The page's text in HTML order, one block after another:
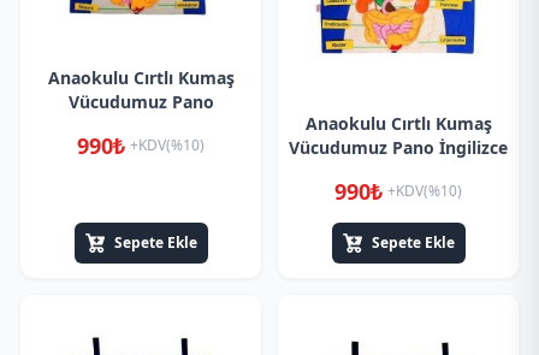
Anaokulu Cırtlı Kumaş
Vücudumuz Pano
990₺ +KDV(%10)
Sepete Ekle
Anaokulu Cırtlı Kumaş
Vücudumuz Pano İngilizce
990₺ +KDV(%10)
Sepete Ekle